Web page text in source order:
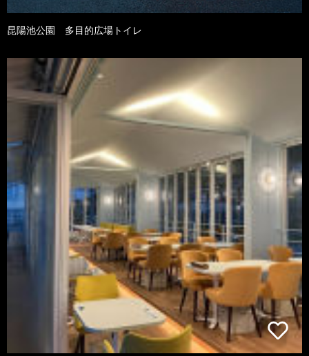
昆陽池公園 多目的広場トイレ